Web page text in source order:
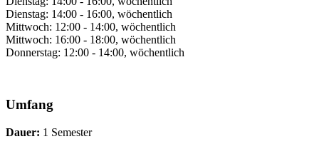
Dienstag: 14:00 - 16:00, wöchentlich
Mittwoch: 12:00 - 14:00, wöchentlich
Mittwoch: 16:00 - 18:00, wöchentlich
Donnerstag: 12:00 - 14:00, wöchentlich
Umfang
Dauer: 1 Semester